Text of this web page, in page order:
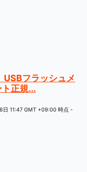
フラッシュメ
正規...
日 11:47 GMT +09:00 時点 -